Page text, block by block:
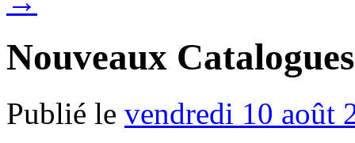
Nouveaux
Publié le vendredi 10 août